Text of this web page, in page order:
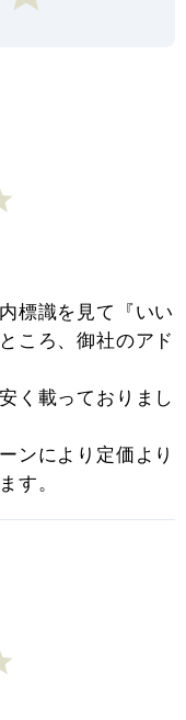
標識を見て『いい
ころ、御社のアド
く載っておりまし
ンにより定価より
す。